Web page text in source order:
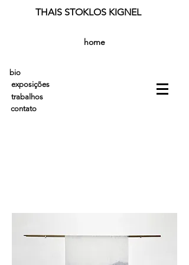
THAIS STOKLOS KIGNEL
bio
exposições
trabalhos
contato
home